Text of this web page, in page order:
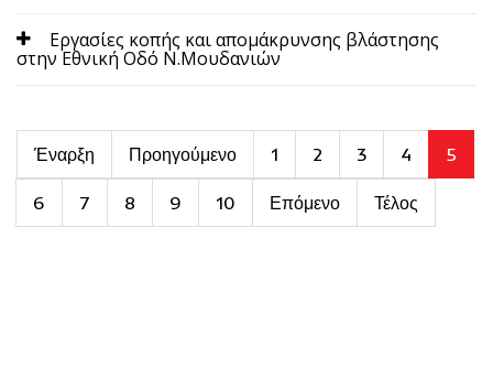
Εργασίες κοπής και απομάκρυνσης βλάστησης
στην Εθνική Οδό Ν.Μουδανιών
Έναρξη Προηγούμενο 1 2 3 4 5
6 7 8 9 10 Επόμενο Τέλος